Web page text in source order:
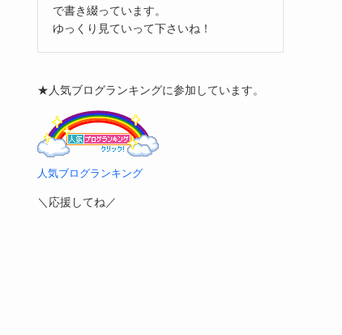
で書き綴っています。
ゆっくり見ていって下さいね！
★人気ブログランキングに参加しています。
人気ブログランキング
＼応援してね／